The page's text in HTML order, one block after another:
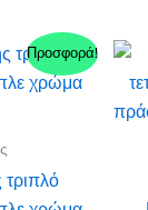
Προσφορά!